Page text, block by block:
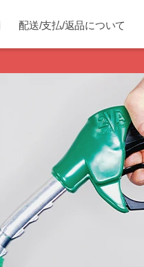
配送/支払/返品について